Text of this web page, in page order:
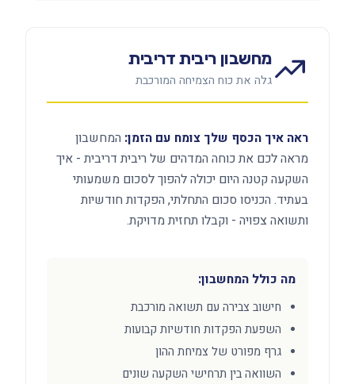
מחשבון ריבית דריבית
גלה את כוח הצמיחה המורכבת
ראה איך הכסף שלך צומח עם הזמן: המחשבון
מראה לכם את כוחה המדהים של ריבית דריבית - איך
השקעה קטנה היום יכולה להפוך לסכום משמעותי
בעתיד. הכניסו סכום התחלתי, הפקדות חודשיות
ותשואה צפויה - וקבלו תחזית מדויקת.
מה כולל המחשבון:
חישוב צבירה עם תשואה מורכבת
השפעת הפקדות חודשיות קבועות
גרף מפורט של צמיחת ההון
השוואה בין תרחישי השקעה שונים